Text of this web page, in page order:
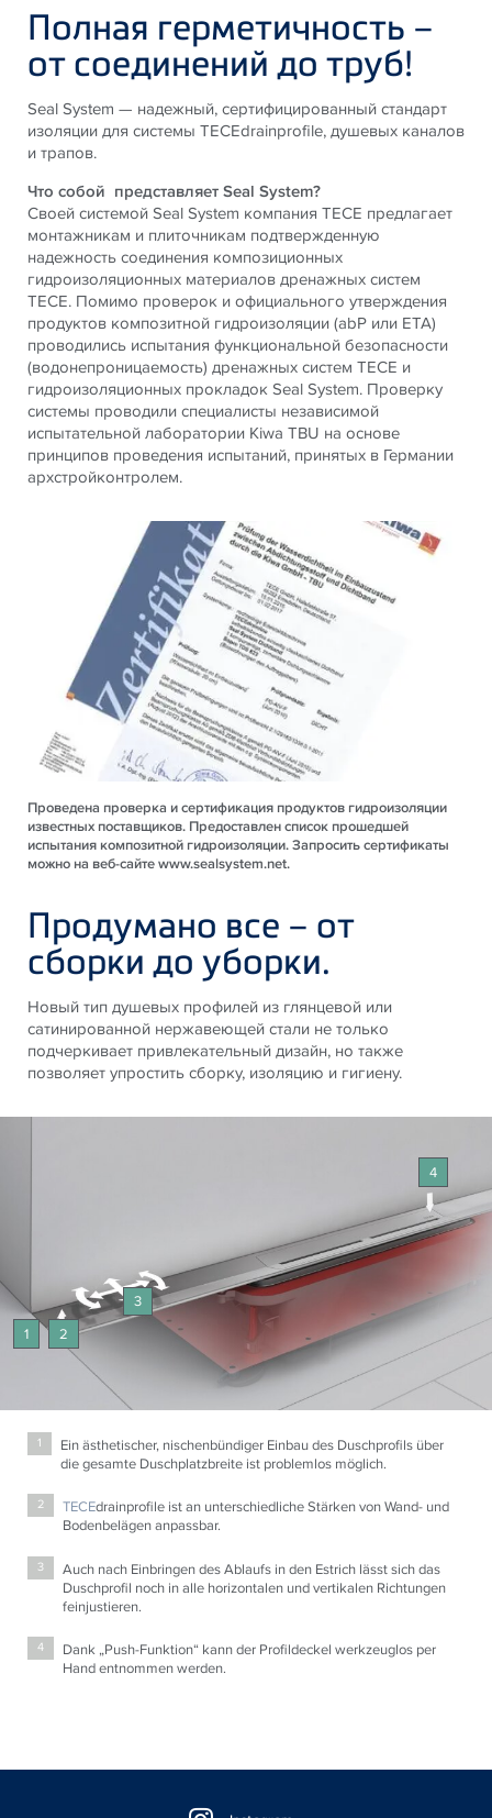
Полная герметичность –
от соединений до труб!
Seal System — надежный, сертифицированный стандарт
изоляции для системы TECEdrainprofile, душевых каналов
и трапов.
Что собой представляет Seal System?
Своей системой Seal System компания TECE предлагает
монтажникам и плиточникам подтвержденную
надежность соединения композиционных
гидроизоляционных материалов дренажных систем
TECE. Помимо проверок и официального утверждения
продуктов композитной гидроизоляции (abP или ETA)
проводились испытания функциональной безопасности
(водонепроницаемость) дренажных систем TECE и
гидроизоляционных прокладок Seal System. Проверку
системы проводили специалисты независимой
испытательной лаборатории Kiwa TBU на основе
принципов проведения испытаний, принятых в Германии
архстройконтролем.
Проведена проверка и сертификация продуктов гидроизоляции
известных поставщиков. Предоставлен список прошедшей
испытания композитной гидроизоляции. Запросить сертификаты
можно на веб-сайте www.sealsystem.net.
Продумано все – от
сборки до уборки.
Новый тип душевых профилей из глянцевой или
сатинированной нержавеющей стали не только
подчеркивает привлекательный дизайн, но также
позволяет упростить сборку, изоляцию и гигиену.
1 2
3
4
1
Ein ästhetischer, nischenbündiger Einbau des Duschprofils über
die gesamte Duschplatzbreite ist problemlos möglich.
2 TECEdrainprofile ist an unterschiedliche Stärken von Wand- und
Bodenbelägen anpassbar.
3
Auch nach Einbringen des Ablaufs in den Estrich lässt sich das
Duschprofil noch in alle horizontalen und vertikalen Richtungen
feinjustieren.
4
Dank „Push-Funktion“ kann der Profildeckel werkzeuglos per
Hand entnommen werden.